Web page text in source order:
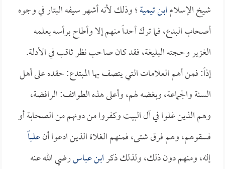
شيخ الإسلامابن تيمية؛ وذلك لأنه أشهر سيفه البتار في وجوه
أصحاب البدع، فما ترك أحداً منهم إلا وأطاح برأسه بعلمه
الغزير وحجته البليغة، فقد كان صاحب نظر ثاقب في الأدلة.
إذاً: فمن أهم العلامات التي يتصف بها المبتدع: حقده على أهل
السنة والجماعة، وبغضه لهم، وأعلى هذه الطوائف: الرافضة،
وهم الذين غلوا في آل البيت وكفروا من دونهم من الصحابة أو
فسقوهم، وهم فرق شتى، فمنهم الغلاة الذين ادعوا أنعلياً
إله، ومنهم دون ذلك، ولذلك ذكرابن عباسرضي الله عنه